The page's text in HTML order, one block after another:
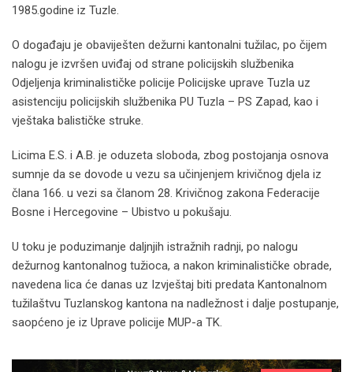
1985.godine iz Tuzle.
O događaju je obaviješten dežurni kantonalni tužilac, po čijem
nalogu je izvršen uviđaj od strane policijskih službenika
Odjeljenja kriminalističke policije Policijske uprave Tuzla uz
asistenciju policijskih službenika PU Tuzla – PS Zapad, kao i
vještaka balističke struke.
Licima E.S. i A.B. je oduzeta sloboda, zbog postojanja osnova
sumnje da se dovode u vezu sa učinjenjem krivičnog djela iz
člana 166. u vezi sa članom 28. Krivičnog zakona Federacije
Bosne i Hercegovine – Ubistvo u pokušaju.
U toku je poduzimanje daljnjih istražnih radnji, po nalogu
dežurnog kantonalnog tužioca, a nakon kriminalističke obrade,
navedena lica će danas uz Izvještaj biti predata Kantonalnom
tužilaštvu Tuzlanskog kantona na nadležnost i dalje postupanje,
saopćeno je iz Uprave policije MUP-a TK.